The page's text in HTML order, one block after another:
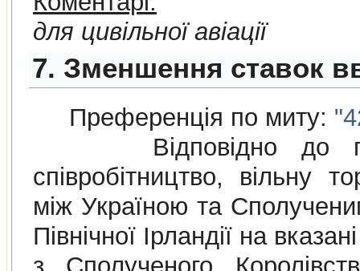
для цивільної авіації
7. Зменшення ставок
Преференція по миту:
Відповідно до
співробітництво, вільну
між Україною та
Північної Ірландії на